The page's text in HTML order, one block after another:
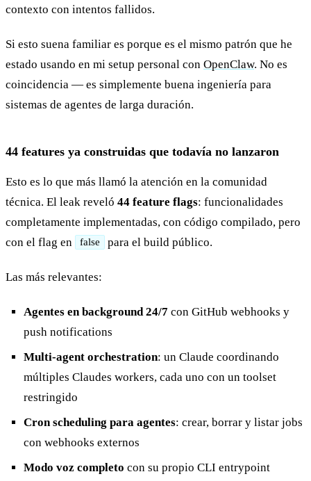
contexto con intentos fallidos.
Si esto suena familiar es porque es el mismo patrón que he
estado usando en mi setup personal con OpenClaw. No es
coincidencia — es simplemente buena ingeniería para
sistemas de agentes de larga duración.
44 features ya construidas que todavía no lanzaron
Esto es lo que más llamó la atención en la comunidad
técnica. El leak reveló 44 feature flags: funcionalidades
completamente implementadas, con código compilado, pero
con el flag en
false para el build público.
Las más relevantes:
Agentes en background 24/7 con GitHub webhooks y
push notifications
Multi-agent orchestration: un Claude coordinando
múltiples Claudes workers, cada uno con un toolset
restringido
Cron scheduling para agentes: crear, borrar y listar jobs
con webhooks externos
Modo voz completo con su propio CLI entrypoint